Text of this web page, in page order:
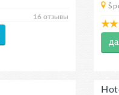
16 отзывы